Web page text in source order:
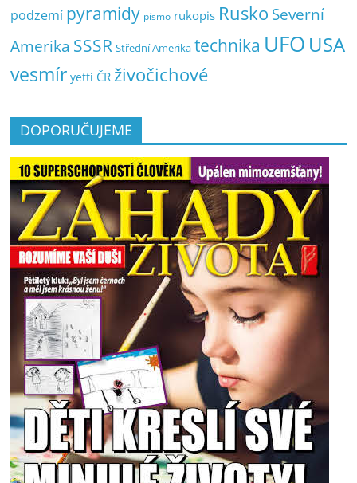
podzemí pyramidy písmo rukopis Rusko Severní
Amerika SSSR Střední Amerika technika UFO USA
vesmír yetti ČR živočichové
DOPORUČUJEME